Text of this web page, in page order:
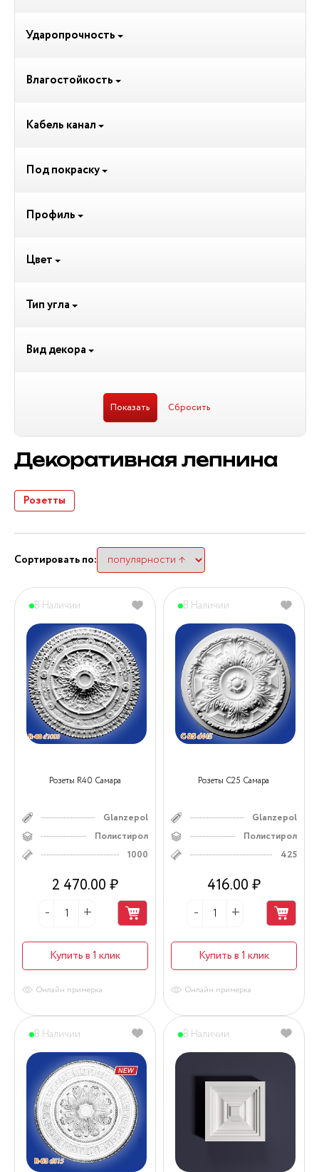
Ударопрочность
Влагостойкость
Кабель канал
Под покраску
Профиль
Цвет
Тип угла
Вид декора
Декоративная лепнина
Розетты
Сортировать по:
Розеты R40 Самара
Glanzepol
Полистирол
1000
2 470.00 ₽
Купить в 1 клик
В Наличии
Онлайн примерка
Розеты С25 Самара
Glanzepol
Полистирол
425
416.00 ₽
Купить в 1 клик
В Наличии
Онлайн примерка
В Наличии В Наличии